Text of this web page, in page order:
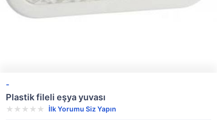
-
Plastik fileli eşya yuvası
İlk Yorumu Siz Yapın